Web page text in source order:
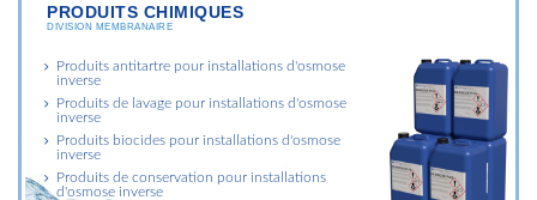
PRODUITS CHIMIQUES
DIVISION MEMBRANAIRE
Produits antitartre pour installations d'osmose
inverse
Produits de lavage pour installations d'osmose
inverse
Produits biocides pour installations d'osmose
inverse
Produits de conservation pour installations
d'osmose inverse